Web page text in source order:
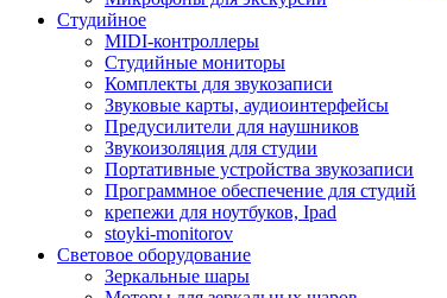
Студийное
MIDI-контроллеры
Студийные мониторы
Комплекты для звукозаписи
Звуковые карты, аудиоинтерфейсы
Предусилители для наушников
Звукоизоляция для студии
Портативные устройства звукозаписи
Программное обеспечение для студий
крепежи для ноутбуков, Ipad
stoyki-monitorov
Световое оборудование
Зеркальные шары